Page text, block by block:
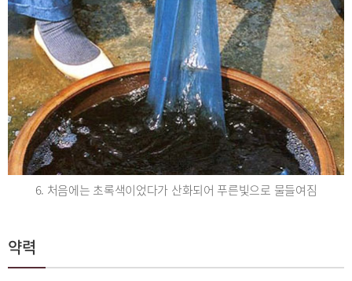
6. 처음에는 초록색이었다가 산화되어 푸른빛으로 물들여짐
약력